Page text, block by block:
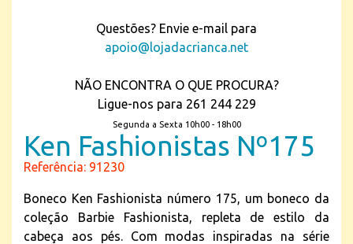
Questões? Envie e-mail para
apoio@lojadacrianca.net
NÃO ENCONTRA O QUE PROCURA?
Ligue-nos para 261 244 229
Segunda a Sexta 10h00 - 18h00
Ken Fashionistas Nº175
Referência: 91230
Boneco Ken Fashionista número 175, um boneco da
coleção Barbie Fashionista, repleta de estilo da
cabeça aos pés. Com modas inspiradas na série